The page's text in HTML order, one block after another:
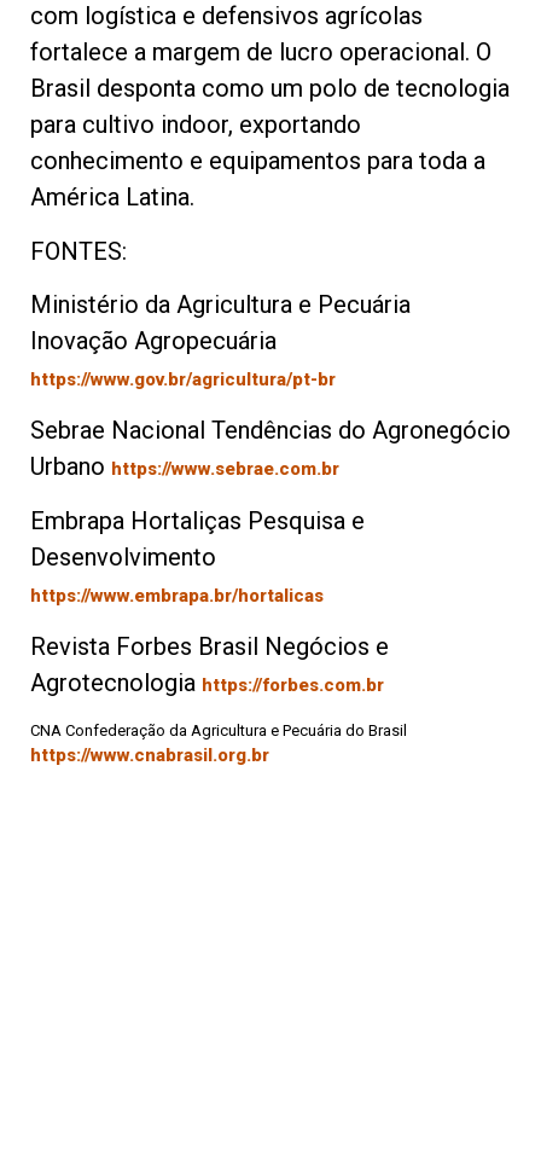
com logística e defensivos agrícolas
fortalece a margem de lucro operacional. O
Brasil desponta como um polo de tecnologia
para cultivo indoor, exportando
conhecimento e equipamentos para toda a
América Latina.
FONTES:
Ministério da Agricultura e Pecuária
Inovação Agropecuária
https://www.gov.br/agricultura/pt-br
Sebrae Nacional Tendências do Agronegócio
Urbano https://www.sebrae.com.br
Embrapa Hortaliças Pesquisa e
Desenvolvimento
https://www.embrapa.br/hortalicas
Revista Forbes Brasil Negócios e
Agrotecnologia https://forbes.com.br
CNA Confederação da Agricultura e Pecuária do Brasil
https://www.cnabrasil.org.br